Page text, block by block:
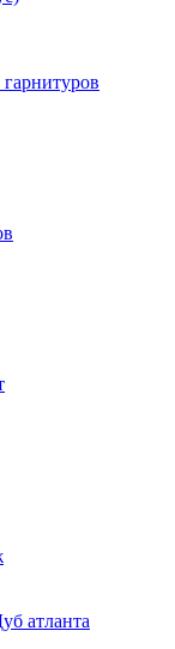
атланта